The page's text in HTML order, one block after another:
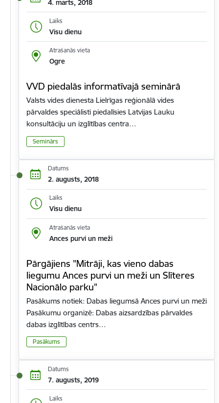
4. marts, 2018
Laiks
Visu dienu
Atrašanās vieta
Ogre
VVD piedalās informatīvajā seminārā
Valsts vides dienesta Lielrīgas reģionālā vides
pārvaldes speciālisti piedalīsies Latvijas Lauku
konsultāciju un izglītības centra…
Seminārs
Datums
2. augusts, 2018
Laiks
Visu dienu
Atrašanās vieta
Ances purvi un meži
Pārgājiens "Mitrāji, kas vieno dabas
liegumu Ances purvi un meži un Slīteres
Nacionālo parku"
Pasākums notiek: Dabas liegumsā Ances purvi un meži
Pasākumu organizē: Dabas aizsardzības pārvaldes
dabas izglītības centrs…
Pasākums
Datums
7. augusts, 2019
Laiks